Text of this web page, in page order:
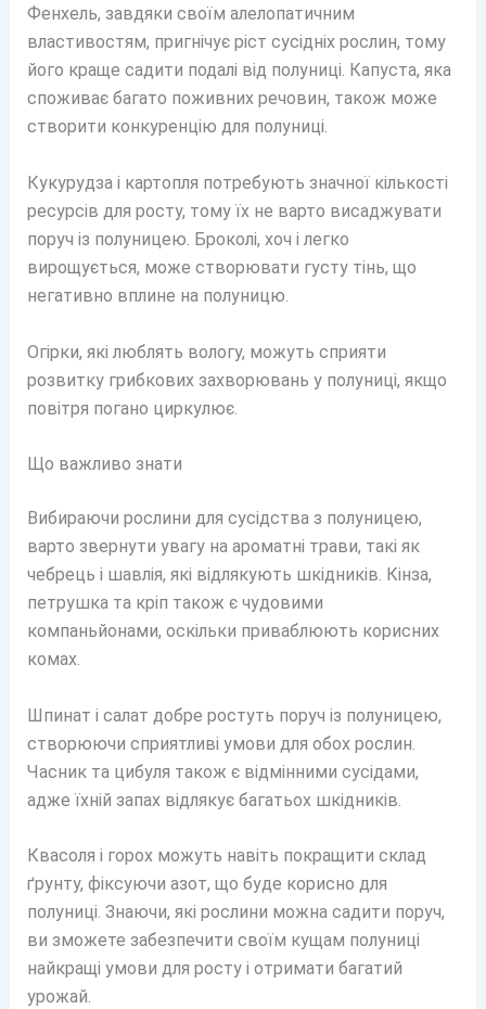
Фенхель, завдяки своїм алелопатичним
властивостям, пригнічує ріст сусідніх рослин, тому
його краще садити подалі від полуниці. Капуста, яка
споживає багато поживних речовин, також може
створити конкуренцію для полуниці.
Кукурудза і картопля потребують значної кількості
ресурсів для росту, тому їх не варто висаджувати
поруч із полуницею. Броколі, хоч і легко
вирощується, може створювати густу тінь, що
негативно вплине на полуницю.
Огірки, які люблять вологу, можуть сприяти
розвитку грибкових захворювань у полуниці, якщо
повітря погано циркулює.
Що важливо знати
Вибираючи рослини для сусідства з полуницею,
варто звернути увагу на ароматні трави, такі як
чебрець і шавлія, які відлякують шкідників. Кінза,
петрушка та кріп також є чудовими
компаньйонами, оскільки приваблюють корисних
комах.
Шпинат і салат добре ростуть поруч із полуницею,
створюючи сприятливі умови для обох рослин.
Часник та цибуля також є відмінними сусідами,
адже їхній запах відлякує багатьох шкідників.
Квасоля і горох можуть навіть покращити склад
ґрунту, фіксуючи азот, що буде корисно для
полуниці. Знаючи, які рослини можна садити поруч,
ви зможете забезпечити своїм кущам полуниці
найкращі умови для росту і отримати багатий
урожай.